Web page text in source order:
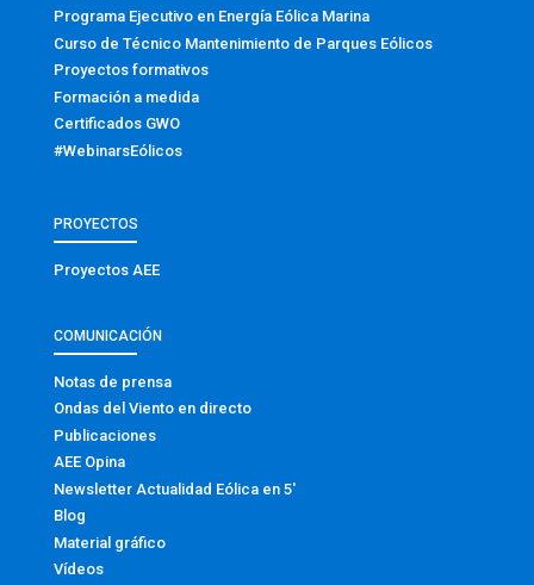
Programa Ejecutivo en Energía Eólica Marina
Curso de Técnico Mantenimiento de Parques Eólicos
Proyectos formativos
Formación a medida
Certificados GWO
#WebinarsEólicos
PROYECTOS
Proyectos AEE
COMUNICACIÓN
Notas de prensa
Ondas del Viento en directo
Publicaciones
AEE Opina
Newsletter Actualidad Eólica en 5′
Blog
Material gráfico
Vídeos